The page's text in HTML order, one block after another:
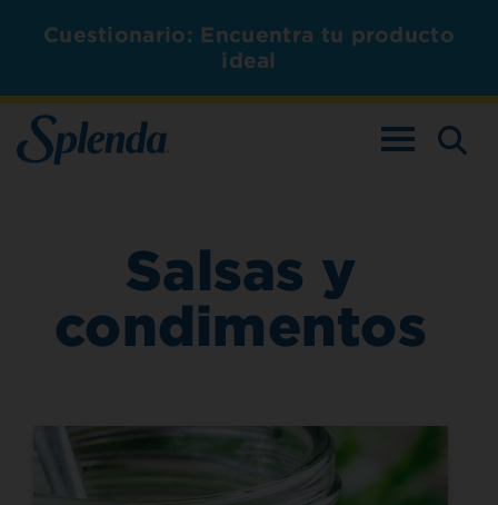
Cuestionario: Encuentra tu producto
ideal
ALTERNAR
Salsas y
condimentos